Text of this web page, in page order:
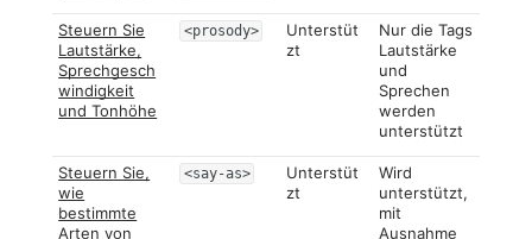
Steuern Sie
Lautstärke,
Sprechgesch
windigkeit
und Tonhöhe
<prosody>
Unterstüt
zt
Nur die Tags
Lautstärke
und
Sprechen
werden
unterstützt
Steuern Sie,
wie
bestimmte
Arten von
<say-as>
Unterstüt
zt
Wird
unterstützt,
mit
Ausnahme